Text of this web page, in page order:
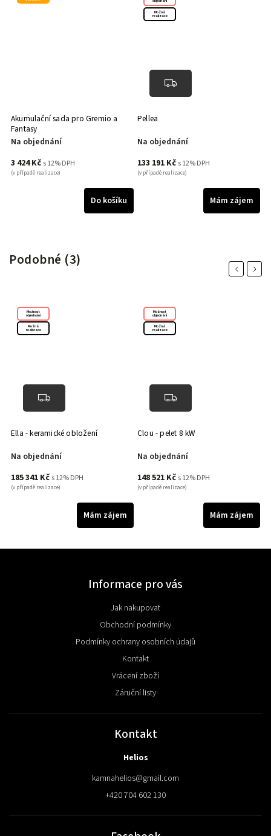
Akumulační sada pro Gremio a
Fantasy
Na objednání
3 424 Kč s 12% DPH
(v případě realizace)
Do košíku
Možná
realizace
Pellea
Na objednání
133 191 Kč s 12% DPH
(v případě realizace)
Mám zájem
Podobné (3)
Previous
Možnost
objednání
Možná
realizace
Ella - keramické obložení
Na objednání
185 341 Kč s 12% DPH
(v případě realizace)
Mám zájem
Možnost
objednání
Možná
realizace
Clou - pelet 8 kW
Na objednání
148 521 Kč s 12% DPH
(v případě realizace)
Mám zájem
Next
Informace pro vás
Jak nakupovat
Obchodní podmínky
Podmínky ochrany osobních údajů
Kontakt
Vrácení zboží
Záruční listy
Kontakt
Helios
kamnahelios@gmail.com
+420 704 602 130